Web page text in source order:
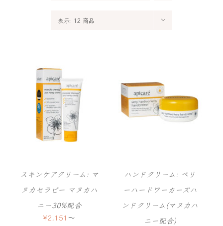
表示: 12 商品
スキンケアクリーム: マ
ヌカセラピー マヌカハ
ニー30%配合
¥2,151 〜
ハンドクリーム: ベリ
ーハードワーカーズハ
ンドクリーム(マヌカハ
ニー配合)